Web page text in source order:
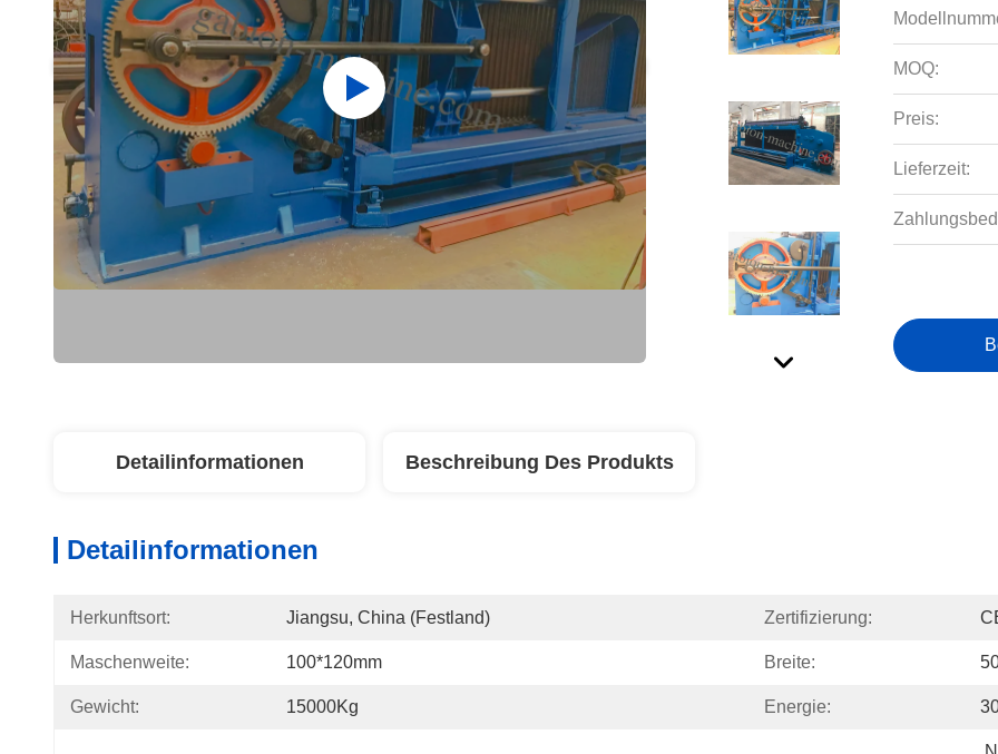
MOQ:
Preis:
Lieferzeit:
Detailinformationen Beschreibung Des Produkts
Detailinformationen
Herkunftsort: Jiangsu, China (Festland) Zertifizierung:
Maschenweite: 100*120mm Breite:
Gewicht: 15000Kg Energie: